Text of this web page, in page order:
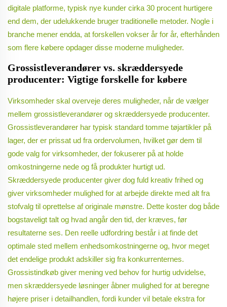
digitale platforme, typisk nye kunder cirka 30 procent hurtigere
end dem, der udelukkende bruger traditionelle metoder. Nogle i
branche mener endda, at forskellen vokser år for år, efterhånden
som flere købere opdager disse moderne muligheder.
Grossistleverandører vs. skræddersyede
producenter: Vigtige forskelle for købere
Virksomheder skal overveje deres muligheder, når de vælger
mellem grossistleverandører og skræddersyede producenter.
Grossistleverandører har typisk standard tomme tøjartikler på
lager, der er prissat ud fra ordervolumen, hvilket gør dem til
gode valg for virksomheder, der fokuserer på at holde
omkostningerne nede og få produkter hurtigt ud.
Skræddersyede producenter giver dog fuld kreativ frihed og
giver virksomheder mulighed for at arbejde direkte med alt fra
stofvalg til oprettelse af originale mønstre. Dette koster dog både
bogstaveligt talt og hvad angår den tid, der kræves, før
resultaterne ses. Den reelle udfordring består i at finde det
optimale sted mellem enhedsomkostningerne og, hvor meget
det endelige produkt adskiller sig fra konkurrenternes.
Grossistindkøb giver mening ved behov for hurtig udvidelse,
men skræddersyede løsninger åbner mulighed for at beregne
højere priser i detailhandlen, fordi kunder vil betale ekstra for